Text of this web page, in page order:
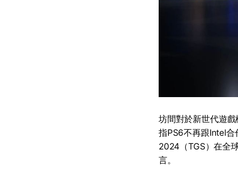
坊間對於新世代遊
指PS6不再跟Intel合
2024（TGS）在全
言。